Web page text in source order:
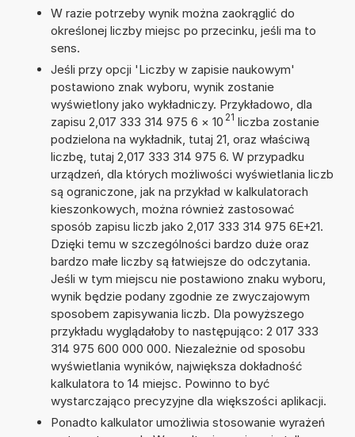
W razie potrzeby wynik można zaokrąglić do
określonej liczby miejsc po przecinku, jeśli ma to
sens.
Jeśli przy opcji 'Liczby w zapisie naukowym'
postawiono znak wyboru, wynik zostanie
wyświetlony jako wykładniczy. Przykładowo, dla
zapisu 2,017 333 314 975 6 × 10 21 liczba zostanie
podzielona na wykładnik, tutaj 21, oraz właściwą
liczbę, tutaj 2,017 333 314 975 6. W przypadku
urządzeń, dla których możliwości wyświetlania liczb
są ograniczone, jak na przykład w kalkulatorach
kieszonkowych, można również zastosować
sposób zapisu liczb jako 2,017 333 314 975 6E+21.
Dzięki temu w szczególności bardzo duże oraz
bardzo małe liczby są łatwiejsze do odczytania.
Jeśli w tym miejscu nie postawiono znaku wyboru,
wynik będzie podany zgodnie ze zwyczajowym
sposobem zapisywania liczb. Dla powyższego
przykładu wyglądałoby to następująco: 2 017 333
314 975 600 000 000. Niezależnie od sposobu
wyświetlania wyników, największa dokładność
kalkulatora to 14 miejsc. Powinno to być
wystarczająco precyzyjne dla większości aplikacji.
Ponadto kalkulator umożliwia stosowanie wyrażeń